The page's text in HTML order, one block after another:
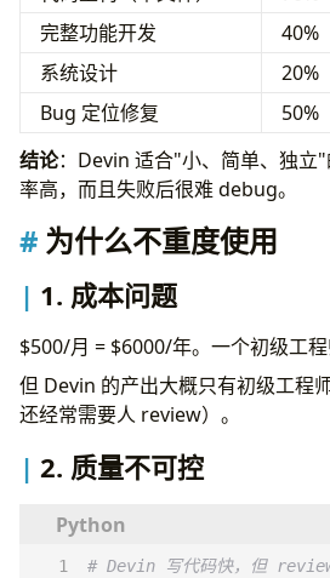
完整功能开发
40%
系统设计
20%
Bug 定位修复
50%
结论：Devin 适合"小、简单、独立
率高，而且失败后很难 debug。
为什么不重度使用
1. 成本问题
$500/月 = $6000/年。一个初级工程
但 Devin 的产出大概只有初级工程
还经常需要人 review）。
2. 质量不可控
# Devin 写代码快，但